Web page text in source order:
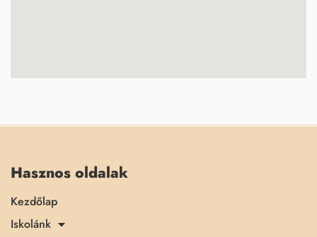
Hasznos oldalak
Kezdőlap
Iskolánk